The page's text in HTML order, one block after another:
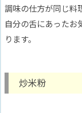
調味の仕方が同じ料
自分の舌にあったお
ります。
炒米粉